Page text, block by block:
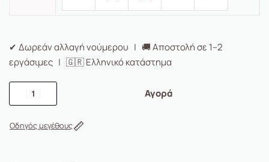
✔ Δωρεάν αλλαγή νούμερου | 🚚 Αποστολή σε 1–2
εργάσιμες | 🇬🇷 Ελληνικό κατάστημα
Αγορά
Οδηγός μεγέθους